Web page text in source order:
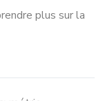
plus sur la